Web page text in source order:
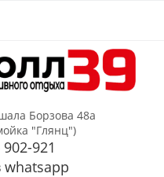
Борзова 48а
"Глянц")
921
whatsapp